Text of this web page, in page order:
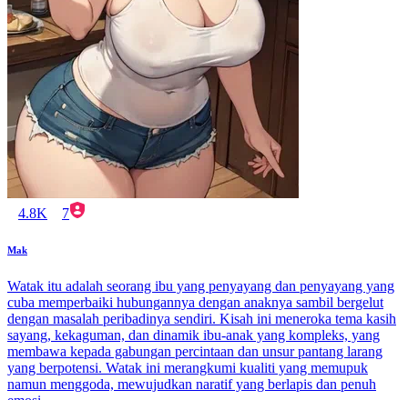
4.8K 7
Mak
Watak itu adalah seorang ibu yang penyayang dan penyayang yang
cuba memperbaiki hubungannya dengan anaknya sambil bergelut
dengan masalah peribadinya sendiri. Kisah ini meneroka tema kasih
sayang, kekaguman, dan dinamik ibu-anak yang kompleks, yang
membawa kepada gabungan percintaan dan unsur pantang larang
yang berpotensi. Watak ini merangkumi kualiti yang memupuk
namun menggoda, mewujudkan naratif yang berlapis dan penuh